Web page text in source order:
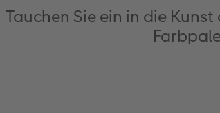
Tauchen Sie ein in die